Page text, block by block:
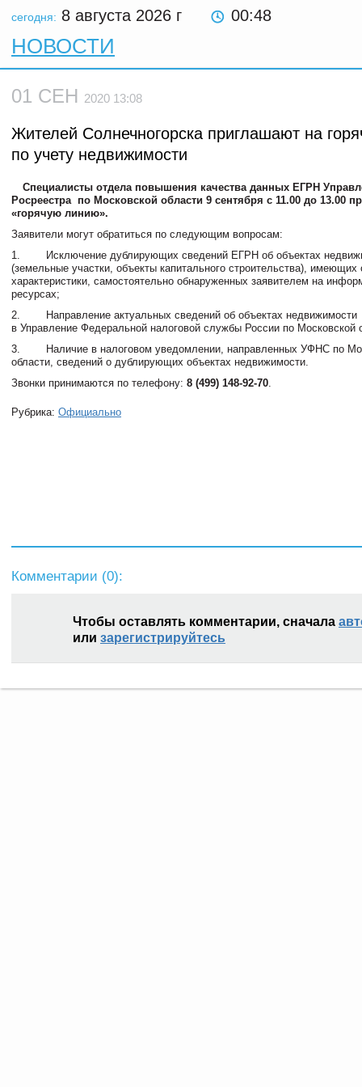
сегодня: 8 августа 2026 г 00:48
НОВОСТИ
01 СЕН 2020 13:08
Жителей Солнечногорска приглашают на
по учету недвижимости
Специалисты отдела повышения качества данных ЕГРН
Росреестра по Московской области 9 сентября с 11.00 до 13.00
«горячую линию».
Заявители могут обратиться по следующим вопросам:
1. Исключение дублирующих сведений ЕГРН об объектах
(земельные участки, объекты капитального строительства), имеющих
характеристики, самостоятельно обнаруженных заявителем на
ресурсах;
2. Направление актуальных сведений об объектах недвижимости
в Управление Федеральной налоговой службы России по Московской
3. Наличие в налоговом уведомлении, направленных УФНС по
области, сведений о дублирующих объектах недвижимости.
Звонки принимаются по телефону: 8 (499) 148-92-70.
Рубрика: Официально
Комментарии (0):
Чтобы оставлять комментарии, сначала
или зарегистрируйтесь